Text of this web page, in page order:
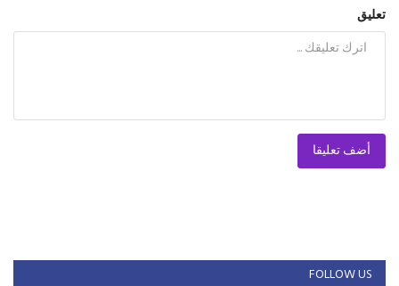
تعليق
أضف تعليقا
FOLLOW US